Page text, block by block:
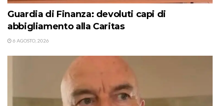
Guardia di Finanza: devoluti capi di
abbigliamento alla Caritas
6 AGOSTO, 2026